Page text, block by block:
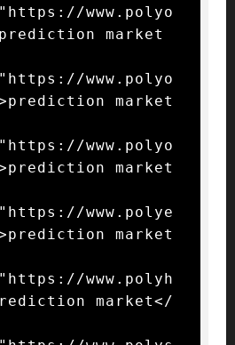
www.polyo
market
www.polyo
market
www.polyo
market
www.polye
market
www.polyh
market</